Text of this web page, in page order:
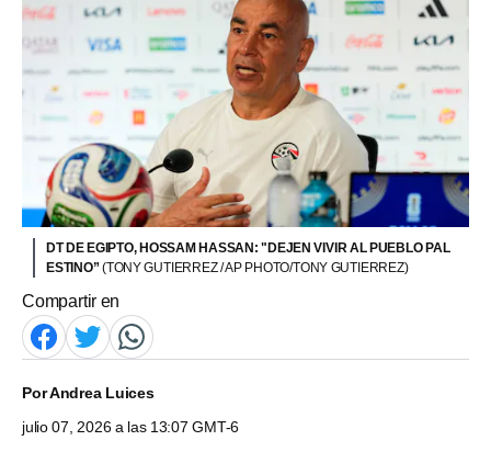
DT DE EGIPTO, HOSSAM HASSAN: "DEJEN VIVIR AL PUEBLO PAL
ESTINO”(TONY GUTIERREZ / AP PHOTO/TONY GUTIERREZ)
Compartir en
PorAndrea Luices
julio 07, 2026 a las 13:07 GMT-6